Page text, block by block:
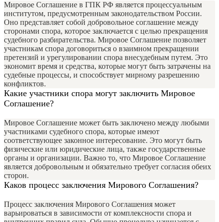
Мировое Соглашение в ГПК РФ является процессуальным
институтом, предусмотренным законодательством России.
Оно представляет собой добровольное соглашение между
сторонами спора, которое заключается с целью прекращения
судебного разбирательства. Мировое Соглашение позволяет
участникам спора договориться о взаимном прекращении
претензий и урегулировании спора внесудебным путем. Это
экономит время и средства, которые могут быть затрачены на
судебные процессы, и способствует мирному разрешению
конфликтов.
Какие участники спора могут заключить Мировое
Соглашение?
Мировое Соглашение может быть заключено между любыми
участниками судебного спора, которые имеют
соответствующее законное интересование. Это могут быть
физические или юридические лица, также государственные
органы и организации. Важно то, что Мировое Соглашение
является добровольным и обязательно требует согласия обеих
сторон.
Каков процесс заключения Мирового Соглашения?
Процесс заключения Мирового Соглашения может
варьироваться в зависимости от комплексности спора и